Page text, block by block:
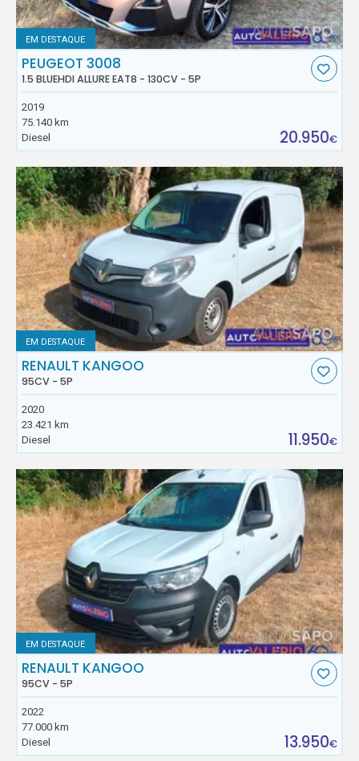
EM DESTAQUE
PEUGEOT 3008
1.5 BLUEHDI ALLURE EAT8 - 130CV - 5P
2019
75.140 km
Diesel
20.950€
EM DESTAQUE
RENAULT KANGOO
95CV - 5P
2020
23.421 km
Diesel
11.950€
EM DESTAQUE
RENAULT KANGOO
95CV - 5P
2022
77.000 km
Diesel
13.950€